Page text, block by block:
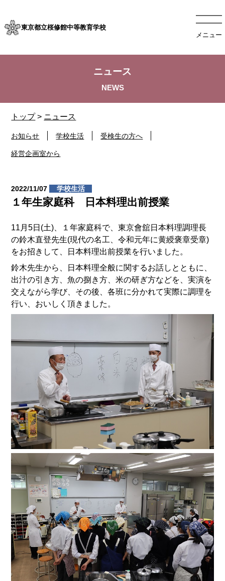
東京都立桜修館中等教育学校
メニュー
トップ> ニュース
ニュース
お知らせ 学校生活 受検生の方へ
経営企画室から
2022/11/07 学校生活
１年生家庭科 日本料理出前授業
11月5日(土)、１年家庭科で、東京會舘日本料理調理長
の鈴木直登先生(現代の名工、令和元年に黄綬褒章受章)
をお招きして、日本料理出前授業を行いました。
鈴木先生から、日本料理全般に関するお話しとともに、
出汁の引き方、魚の捌き方、米の研ぎ方などを、実演を
交えながら学び、その後、各班に分かれて実際に調理を
行い、おいしく頂きました。